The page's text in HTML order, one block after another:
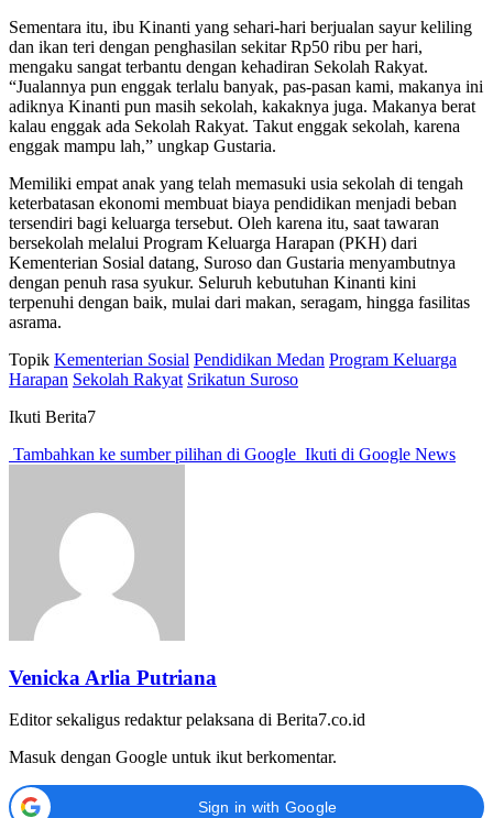
Sementara itu, ibu Kinanti yang sehari-hari berjualan sayur keliling
dan ikan teri dengan penghasilan sekitar Rp50 ribu per hari,
mengaku sangat terbantu dengan kehadiran Sekolah Rakyat.
“Jualannya pun enggak terlalu banyak, pas-pasan kami, makanya ini
adiknya Kinanti pun masih sekolah, kakaknya juga. Makanya berat
kalau enggak ada Sekolah Rakyat. Takut enggak sekolah, karena
enggak mampu lah,” ungkap Gustaria.
Memiliki empat anak yang telah memasuki usia sekolah di tengah
keterbatasan ekonomi membuat biaya pendidikan menjadi beban
tersendiri bagi keluarga tersebut. Oleh karena itu, saat tawaran
bersekolah melalui Program Keluarga Harapan (PKH) dari
Kementerian Sosial datang, Suroso dan Gustaria menyambutnya
dengan penuh rasa syukur. Seluruh kebutuhan Kinanti kini
terpenuhi dengan baik, mulai dari makan, seragam, hingga fasilitas
asrama.
Topik Kementerian Sosial Pendidikan Medan Program Keluarga
Harapan Sekolah Rakyat Srikatun Suroso
Ikuti Berita7
Tambahkan ke sumber pilihan di Google Ikuti di Google News
Venicka Arlia Putriana
Editor sekaligus redaktur pelaksana di Berita7.co.id
Masuk dengan Google untuk ikut berkomentar.
Sign in with Google